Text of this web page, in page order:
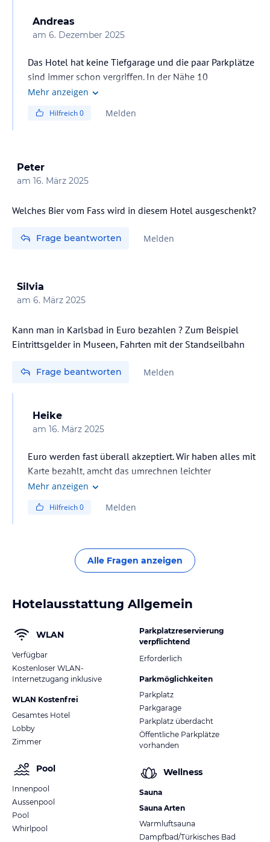
Andreas
am 6. Dezember 2025
Das Hotel hat keine Tiefgarage und die paar Parkplätze
sind immer schon vergriffen. In der Nähe 10
Gehminuten gibt es eines wo immer Platz ist.
Mehr anzeigen
Hilfreich0 Melden
Peter
am 16. März 2025
Welches Bier vom Fass wird in diesem Hotel ausgeschenkt?
Frage beantworten Melden
Silvia
am 6. März 2025
Kann man in Karlsbad in Euro bezahlen ? Zum Beispiel
Eintrittsgelder in Museen, Fahrten mit der Standseilbahn
Frage beantworten Melden
Heike
am 16. März 2025
Euro werden fast überall akzeptiert. Wir haben alles mit
Karte bezahlt, amcht das umrechnen leichter
Mehr anzeigen
Hilfreich0 Melden
Alle Fragen anzeigen
Hotelausstattung Allgemein
WLAN
Verfügbar
Kostenloser WLAN-
Internetzugang inklusive
WLAN Kostenfrei
Gesamtes Hotel
Lobby
Zimmer
Pool
Innenpool
Aussenpool
Pool
Whirlpool
Parkplatzreservierung
verpflichtend
Erforderlich
Parkmöglichkeiten
Parkplatz
Parkgarage
Parkplatz überdacht
Öffentliche Parkplätze
vorhanden
Wellness
Sauna
Sauna Arten
Warmluftsauna
Dampfbad/Türkisches Bad